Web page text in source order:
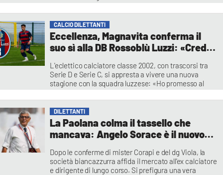
CALCIO DILETTANTI
Eccellenza, Magnavita conferma il
suo sì alla DB Rossoblù Luzzi: «Credo
L'eclettico calciatore classe 2002, con trascorsi tra
Serie D e Serie C, si appresta a vivere una nuova
stagione con la squadra luzzese: «Ho promesso al
Franco Sangiovanni
DILETTANTI
La Paolana colma il tassello che
mancava: Angelo Sorace è il nuovo
Dopo le conferme di mister Corapi e del dg Viola, la
società biancazzurra affida il mercato all'ex calciatore
e dirigente di lungo corso. Si prefigura una vera